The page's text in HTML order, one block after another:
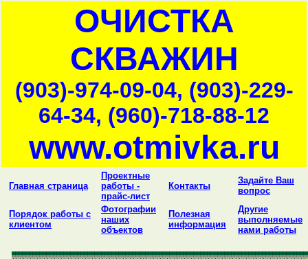
ОЧИСТКА
СКВАЖИН
(903)-974-09-04, (903)-229-
64-34, (960)-718-88-12
www.otmivka.ru
Главная страница
Проектные
работы -
прайс-лист
Контакты
Задайте Ваш
вопрос
Порядок работы с
клиентом
Фотографии
наших
объектов
Полезная
информация
Другие
выполняемые
нами работы